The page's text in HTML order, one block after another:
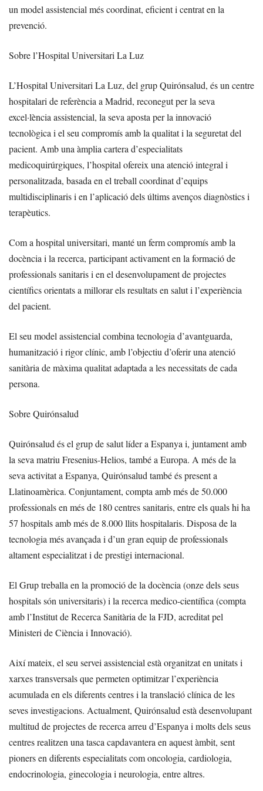
un model assistencial més coordinat, eficient i centrat en la
prevenció.
Sobre l’Hospital Universitari La Luz
L’Hospital Universitari La Luz, del grup Quirónsalud, és un centre
hospitalari de referència a Madrid, reconegut per la seva
excel·lència assistencial, la seva aposta per la innovació
tecnològica i el seu compromís amb la qualitat i la seguretat del
pacient. Amb una àmplia cartera d’especialitats
medicoquirúrgiques, l’hospital ofereix una atenció integral i
personalitzada, basada en el treball coordinat d’equips
multidisciplinaris i en l’aplicació dels últims avenços diagnòstics i
terapèutics.
Com a hospital universitari, manté un ferm compromís amb la
docència i la recerca, participant activament en la formació de
professionals sanitaris i en el desenvolupament de projectes
científics orientats a millorar els resultats en salut i l’experiència
del pacient.
El seu model assistencial combina tecnologia d’avantguarda,
humanització i rigor clínic, amb l’objectiu d’oferir una atenció
sanitària de màxima qualitat adaptada a les necessitats de cada
persona.
Sobre Quirónsalud
Quirónsalud és el grup de salut líder a Espanya i, juntament amb
la seva matriu Fresenius-Helios, també a Europa. A més de la
seva activitat a Espanya, Quirónsalud també és present a
Llatinoamèrica. Conjuntament, compta amb més de 50.000
professionals en més de 180 centres sanitaris, entre els quals hi ha
57 hospitals amb més de 8.000 llits hospitalaris. Disposa de la
tecnologia més avançada i d’un gran equip de professionals
altament especialitzat i de prestigi internacional.
El Grup treballa en la promoció de la docència (onze dels seus
hospitals són universitaris) i la recerca medico-científica (compta
amb l’Institut de Recerca Sanitària de la FJD, acreditat pel
Ministeri de Ciència i Innovació).
Així mateix, el seu servei assistencial està organitzat en unitats i
xarxes transversals que permeten optimitzar l’experiència
acumulada en els diferents centres i la translació clínica de les
seves investigacions. Actualment, Quirónsalud està desenvolupant
multitud de projectes de recerca arreu d’Espanya i molts dels seus
centres realitzen una tasca capdavantera en aquest àmbit, sent
pioners en diferents especialitats com oncologia, cardiologia,
endocrinologia, ginecologia i neurologia, entre altres.